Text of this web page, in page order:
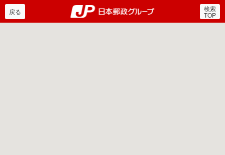
郵便局・日本郵政グルー
戻る 検索
TOP